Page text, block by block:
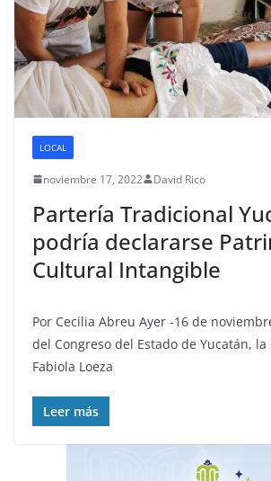
LOCAL
noviembre 17, 2022 David Rico
Partería Tradicional
podría declararse
Cultural Intangible
Por Cecilia Abreu Ayer -16 de
del Congreso del Estado de Yucatán,
Fabiola Loeza
Leer más